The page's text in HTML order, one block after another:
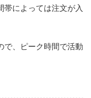
帯によっては注文が入
で、ピーク時間で活動